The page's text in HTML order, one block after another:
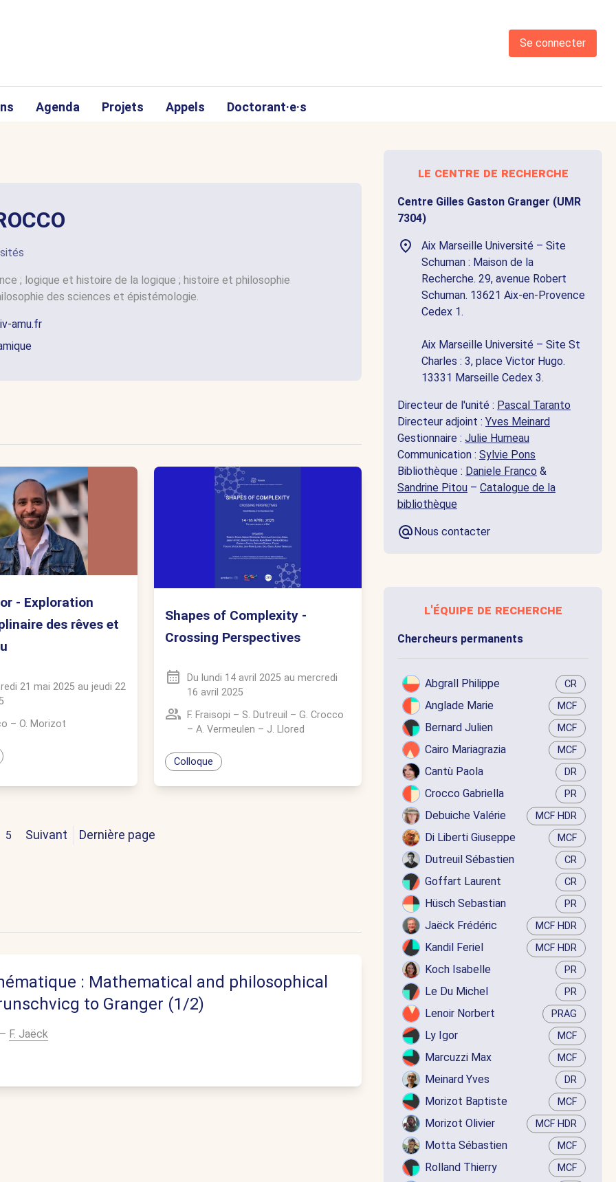
Se connecter
Agenda Projets Appels Doctorant·e·s
; logique et histoire de la logique ; histoire et philosophie
des sciences et épistémologie.
amu.fr
- Exploration
des rêves et
21 mai 2025 au jeudi 22
– O. Morizot
Shapes of Complexity -
Crossing Perspectives
Du lundi 14 avril 2025 au mercredi
16 avril 2025
F. Fraisopi – S. Dutreuil – G. Crocco
– A. Vermeulen – J. Llored
Colloque
5 Suivant Dernière page
: Mathematical and philosophical
to Granger (1/2)
– F. Jaëck
le centre de recherche
Centre Gilles Gaston Granger (UMR
7304)
Aix Marseille Université – Site
Schuman : Maison de la
Recherche. 29, avenue Robert
Schuman. 13621 Aix-en-Provence
Cedex 1.
Aix Marseille Université – Site St
Charles : 3, place Victor Hugo.
13331 Marseille Cedex 3.
Directeur de l'unité : Pascal Taranto
Directeur adjoint : Yves Meinard
Gestionnaire : Julie Humeau
Communication : Sylvie Pons
Bibliothèque : Daniele Franco &
Sandrine Pitou – Catalogue de la
bibliothèque
Nous contacter
l'équipe de recherche
Chercheurs permanents
Abgrall Philippe CR
Anglade Marie MCF
Bernard Julien MCF
Cairo Mariagrazia MCF
Cantù Paola DR
Crocco Gabriella PR
Debuiche Valérie MCF HDR
Di Liberti Giuseppe MCF
Dutreuil Sébastien CR
Goffart Laurent CR
Hüsch Sebastian PR
Jaëck Frédéric MCF HDR
Kandil Feriel MCF HDR
Koch Isabelle PR
Le Du Michel PR
Lenoir Norbert PRAG
Ly Igor MCF
Marcuzzi Max MCF
Meinard Yves DR
Morizot Baptiste MCF
Morizot Olivier MCF HDR
Motta Sébastien MCF
Rolland Thierry MCF